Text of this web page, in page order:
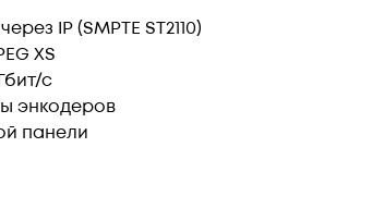
IP (SMPTE ST2110)
XS
с
энкодеров
панели